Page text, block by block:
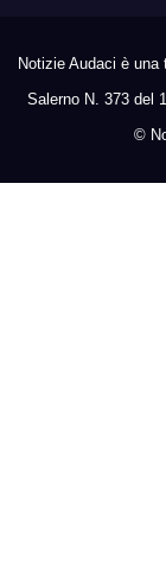
Notizie Audaci è
Salerno N. 373 del
©